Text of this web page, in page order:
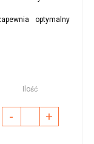
optymalny
Ilość
- +